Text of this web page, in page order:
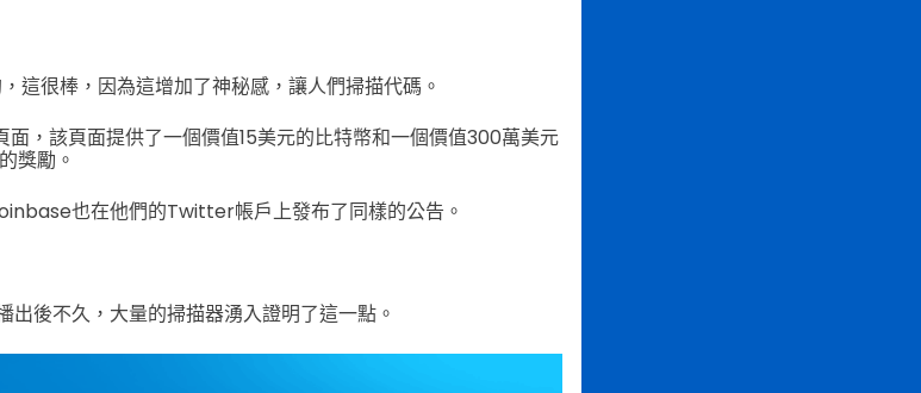
這很棒，因為這增加了神秘感，讓人們掃描代碼。
，該頁面提供了一個價值15美元的比特幣和一個價值300萬美元
獎勵。
也在他們的Twitter帳戶上發布了同樣的公告。
後不久，大量的掃描器湧入證明了這一點。